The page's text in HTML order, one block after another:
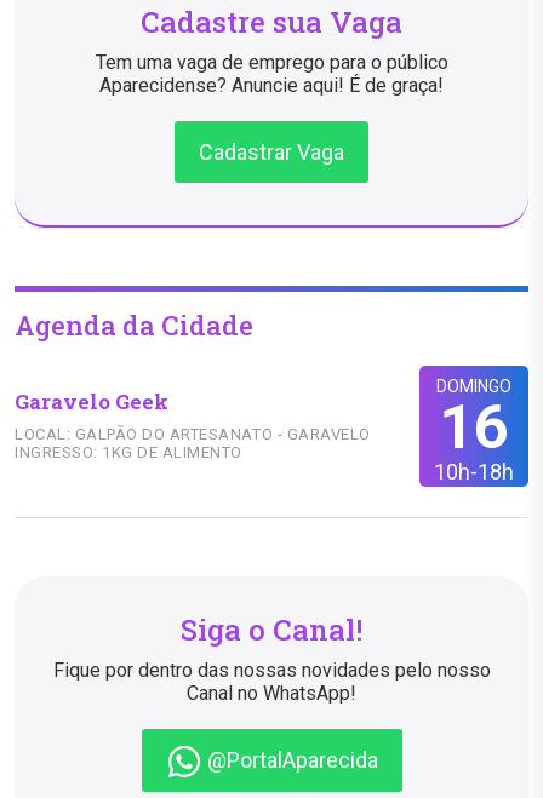
Cadastre sua Vaga
Tem uma vaga de emprego para o público
Aparecidense? Anuncie aqui! É de graça!
Cadastrar Vaga
Agenda da Cidade
DOMINGO
16
10h-18h
Garavelo Geek
LOCAL: GALPÃO DO ARTESANATO - GARAVELO
INGRESSO: 1KG DE ALIMENTO
Siga o Canal!
Fique por dentro das nossas novidades pelo nosso
Canal no WhatsApp!
@PortalAparecida